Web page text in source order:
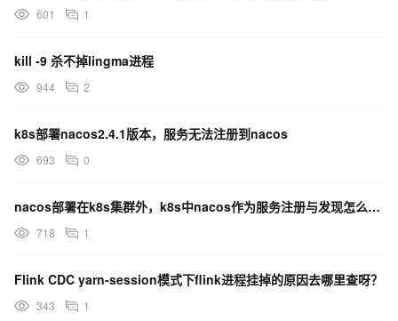
601 1
kill -9 杀不掉lingma进程
944 2
k8s部署nacos2.4.1版本，服务无法注册到nacos
693 0
nacos部署在k8s集群外，k8s中nacos作为服务注册与发现怎么用istio对服务间调用流控？
718 1
Flink CDC yarn-session模式下flink进程挂掉的原因去哪里查呀？
343 1